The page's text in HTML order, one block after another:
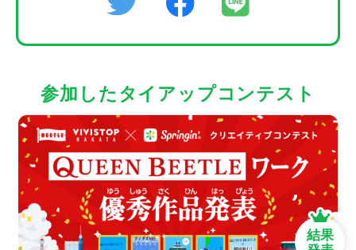
参加したタイアップコンテスト
結果